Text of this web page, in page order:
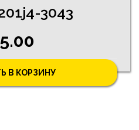
3043
В КОРЗИНУ